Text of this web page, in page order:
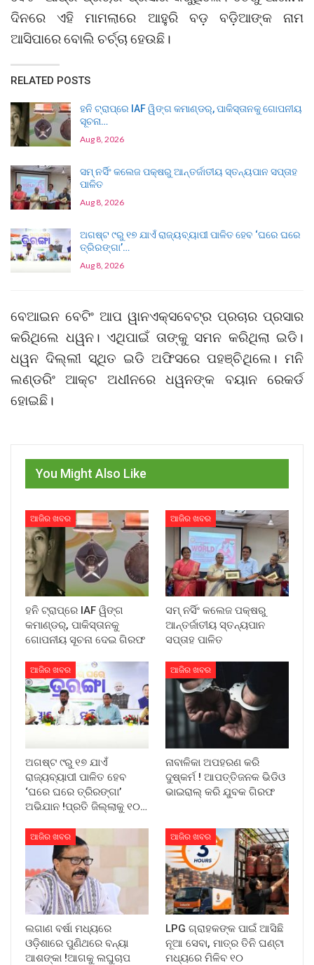
ଦିନରେ ଏହି ମାମଲାରେ ଆହୁରି ବଡ଼ ବଡ଼ିଆଙ୍କ ନାମ
ଆସିପାରେ ବୋଲି ଚର୍ଚ୍ଚା ହେଉଛି।
RELATED POSTS
ହନି ଟ୍ରାପ୍‌ରେ IAF ୱିଙ୍ଗ କମାଣ୍ଡର୍, ପାକିସ୍ତାନକୁ ଗୋପନୀୟ
ସୂଚନା…
Aug 8, 2026
ସମ୍ ନର୍ସିଂ କଲେଜ ପକ୍ଷରୁ ଆନ୍ତର୍ଜାତୀୟ ସ୍ତନ୍ୟପାନ ସପ୍ତାହ
ପାଳିତ
Aug 8, 2026
ଅଗଷ୍ଟ ୯ରୁ ୧୭ ଯାଏଁ ରାଜ୍ୟବ୍ୟାପୀ ପାଳିତ ହେବ ‘ଘରେ ଘରେ
ତ୍ରିରଙ୍ଗା’…
Aug 8, 2026
ବେଆଇନ ବେଟିଂ ଆପ ୱାନଏକ୍ସବେଟ୍‌ର ପ୍ରଚାର ପ୍ରସାର
କରିଥିଲେ ଧୱନ। ଏଥିପାଇଁ ତାଙ୍କୁ ସମନ କରିଥିଲା ଇଡି।
ଧୱନ ଦିଲ୍ଲୀ ସ୍ଥିତ ଇଡି ଅଫିସରେ ପହଞ୍ଚିଥିଲେ। ମନି
ଲଣ୍ଡରିଂ ଆକ୍ଟ ଅଧୀନରେ ଧୱନଙ୍କ ବୟାନ ରେକର୍ଡ
ହୋଇଛି।
You Might Also Like
ଆଜିର ଖବର
ହନି ଟ୍ରାପ୍‌ରେ IAF ୱିଙ୍ଗ
କମାଣ୍ଡର୍, ପାକିସ୍ତାନକୁ
ଗୋପନୀୟ ସୂଚନା ଦେଇ ଗିରଫ
ଆଜିର ଖବର
ସମ୍ ନର୍ସିଂ କଲେଜ ପକ୍ଷରୁ
ଆନ୍ତର୍ଜାତୀୟ ସ୍ତନ୍ୟପାନ
ସପ୍ତାହ ପାଳିତ
ଆଜିର ଖବର
ଅଗଷ୍ଟ ୯ରୁ ୧୭ ଯାଏଁ
ରାଜ୍ୟବ୍ୟାପୀ ପାଳିତ ହେବ
‘ଘରେ ଘରେ ତ୍ରିରଙ୍ଗା’
ଅଭିଯାନ !ପ୍ରତି ଜିଲ୍ଲାକୁ ୧୦…
ଆଜିର ଖବର
ନାବାଳିକା ଅପହରଣ କରି
ଦୁଷ୍କର୍ମ ! ଆପତ୍ତିଜନକ ଭିଡିଓ
ଭାଇରାଲ୍ କରି ଯୁବକ ଗିରଫ
ଆଜିର ଖବର
ଲଗାଣ ବର୍ଷା ମଧ୍ୟରେ
ଓଡ଼ିଶାରେ ପୁଣିଥରେ ବନ୍ୟା
ଆଶଙ୍କା !ଆଗକୁ ଲଘୁଚାପ
ଆଜିର ଖବର
LPG ଗ୍ରାହକଙ୍କ ପାଇଁ ଆସିଛି
ନୂଆ ସେବା, ମାତ୍ର ତିନି ଘଣ୍ଟା
ମଧ୍ୟରେ ମିଳିବ ୧୦